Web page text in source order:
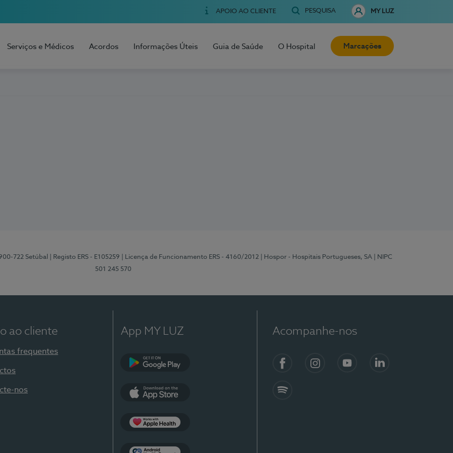
APOIO AO CLIENTE PESQUISA MY LUZ
Serviços e Médicos Acordos Informações Úteis Guia de Saúde O Hospital Marcações
722 Setúbal | Registo ERS - E105259 | Licença de Funcionamento ERS - 4160/2012 | Hospor - Hospitais Portugueses, SA
| NIPC
501 245 570
ao cliente
frequentes
nos
App MY LUZ Acompanhe-nos